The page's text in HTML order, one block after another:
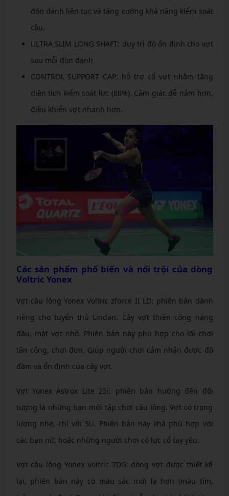
đòn dánh liên tục và tăng cường khả năng kiểm soát
cầu.
ULTRA SLIM LONG SHAFT: duy trì độ ổn định cho vợt
sau mỗi đòn đánh
CONTROL SUPPORT CAP: hỗ trợ cổ vợt nhằm tăng
diện tích kiểm soát lực (88%). Cảm giác dễ nắm hơn,
điều khiển vợt nhanh hơn.
Các sản phẩm phổ biến và nổi trội của dòng
Voltric Yonex
Vợt cầu lông Yonex Voltric zforce II LD: phiên bản dành
riêng cho tuyển thủ Lindan. Cây vợt thiên công nặng
đầu, mặt vợt nhỏ. Phiên bản này phù hợp cho lối chơi
tấn công, chơi đơn. Giúp người chơi cảm nhận được độ
đầm và ổn định của cây vợt.
Vợt Yonex Astrox Lite 25i: phiên bản hướng đến đối
tượng là những bạn mới tập chơi cầu lông. Vợt có trọng
lượng nhẹ, chỉ với 5U. Phiên bản này khá phù hợp với
các bạn nữ, hoặc những người chơi có lực cổ tay yếu.
Vợt cầu lông Yonex Voltric 7DG: dòng vợt được thiết kế
lại, phiên bản này có màu sắc mới lạ hơn (màu tím,